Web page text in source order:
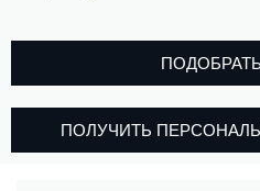
ПОЛУЧИТЬ